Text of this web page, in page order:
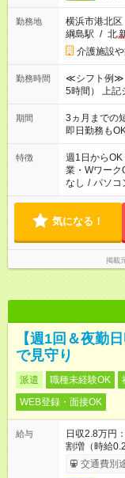
勤務地
横浜市港北区
綱島駅 / 北
介護施設
勤務時間
≪シフト例≫
5時間） 上記シフト以外にも、早朝や深夜など希望の時間帯お聞
かせくださ
心ください！
期間
3ヵ月まで
即日勤務もOK
特徴 週1日からOK
業・Wワーク
なし / パソコ
気になる！
掲載
【週1回＆夜勤
で見守り
派遣 職種未経験OK
WEB登録・面接OK
給与
日収2.8万円
割増（時給
交通費別